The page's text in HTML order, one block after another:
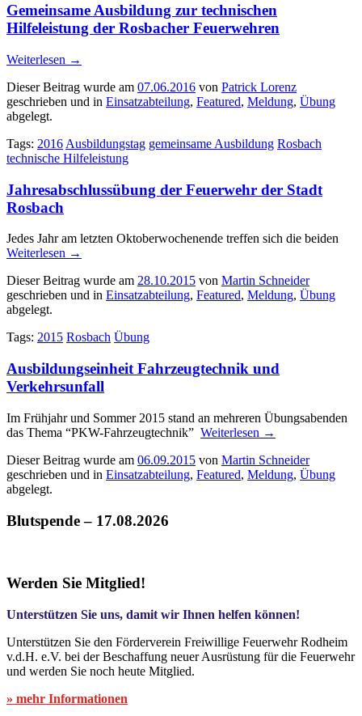
Gemeinsame Ausbildung zur technischen
Hilfeleistung der Rosbacher Feuerwehren
Weiterlesen →
Dieser Beitrag wurde am 07.06.2016 von Patrick Lorenz
geschrieben und in Einsatzabteilung, Featured, Meldung, Übung
abgelegt.
Tags: 2016 Ausbildungstag gemeinsame Ausbildung Rosbach
technische Hilfeleistung
Jahresabschlussübung der Feuerwehr der Stadt
Rosbach
Jedes Jahr am letzten Oktoberwochenende treffen sich die beiden
Weiterlesen →
Dieser Beitrag wurde am 28.10.2015 von Martin Schneider
geschrieben und in Einsatzabteilung, Featured, Meldung, Übung
abgelegt.
Tags: 2015 Rosbach Übung
Ausbildungseinheit Fahrzeugtechnik und
Verkehrsunfall
Im Frühjahr und Sommer 2015 stand an mehreren Übungsabenden
das Thema “PKW-Fahrzeugtechnik” Weiterlesen →
Dieser Beitrag wurde am 06.09.2015 von Martin Schneider
geschrieben und in Einsatzabteilung, Featured, Meldung, Übung
abgelegt.
Blutspende – 17.08.2026
Werden Sie Mitglied!
Unterstützen Sie uns, damit wir Ihnen helfen können!
Unterstützen Sie den Förderverein Freiwillige Feuerwehr Rodheim
v.d.H. e.V. bei der Beschaffung neuer Ausrüstung für die Feuerwehr
und werden Sie noch heute Mitglied.
» mehr Informationen